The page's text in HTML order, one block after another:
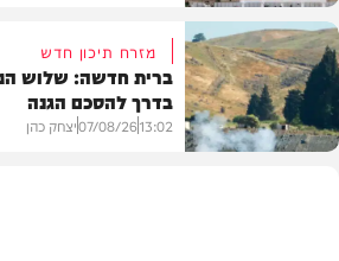
מזג האוויר
מזרח תיכון חדש
ברית חדשה: שלוש
בדרך להסכם הגנה
13:02
07/08/26יצחק כהן